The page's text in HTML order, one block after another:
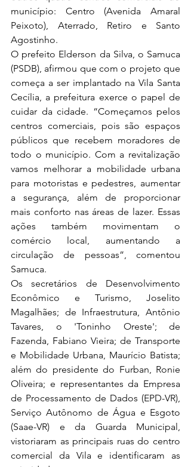
município: Centro (Avenida Amaral
Peixoto), Aterrado, Retiro e Santo
Agostinho.
O prefeito Elderson da Silva, o Samuca
(PSDB), afirmou que com o projeto que
começa a ser implantado na Vila Santa
Cecília, a prefeitura exerce o papel de
cuidar da cidade. “Começamos pelos
centros comerciais, pois são espaços
públicos que recebem moradores de
todo o município. Com a revitalização
vamos melhorar a mobilidade urbana
para motoristas e pedestres, aumentar
a segurança, além de proporcionar
mais conforto nas áreas de lazer. Essas
ações também movimentam o
comércio local, aumentando a
circulação de pessoas”, comentou
Samuca.
Os secretários de Desenvolvimento
Econômico e Turismo, Joselito
Magalhães; de Infraestrutura, Antônio
Tavares, o 'Toninho Oreste'; de
Fazenda, Fabiano Vieira; de Transporte
e Mobilidade Urbana, Maurício Batista;
além do presidente do Furban, Ronie
Oliveira; e representantes da Empresa
de Processamento de Dados (EPD-VR),
Serviço Autônomo de Água e Esgoto
(Saae-VR) e da Guarda Municipal,
vistoriaram as principais ruas do centro
comercial da Vila e identificaram as